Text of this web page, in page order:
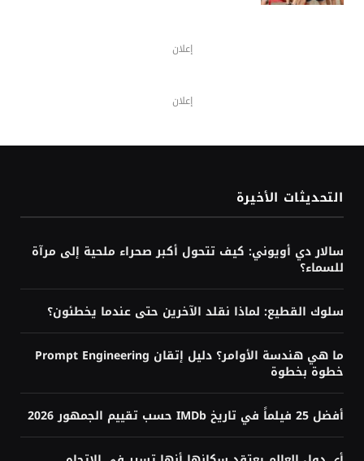
في الاتجاه الصحيح؟
أزمة إنفانتينو ويويفا: هل يقترب رئيس
أغسطس 3, 2026
زلزال قرب السويس يهز مصر ويُشعر به
سكان دول مجاورة
هل تحتاج إلى البرمجة لتعلم الذكاء
الاصطناعي؟ الإجابة حسب هدفك
خريطة طريق كاملة للمبتدئين
يوليو 30, 2026